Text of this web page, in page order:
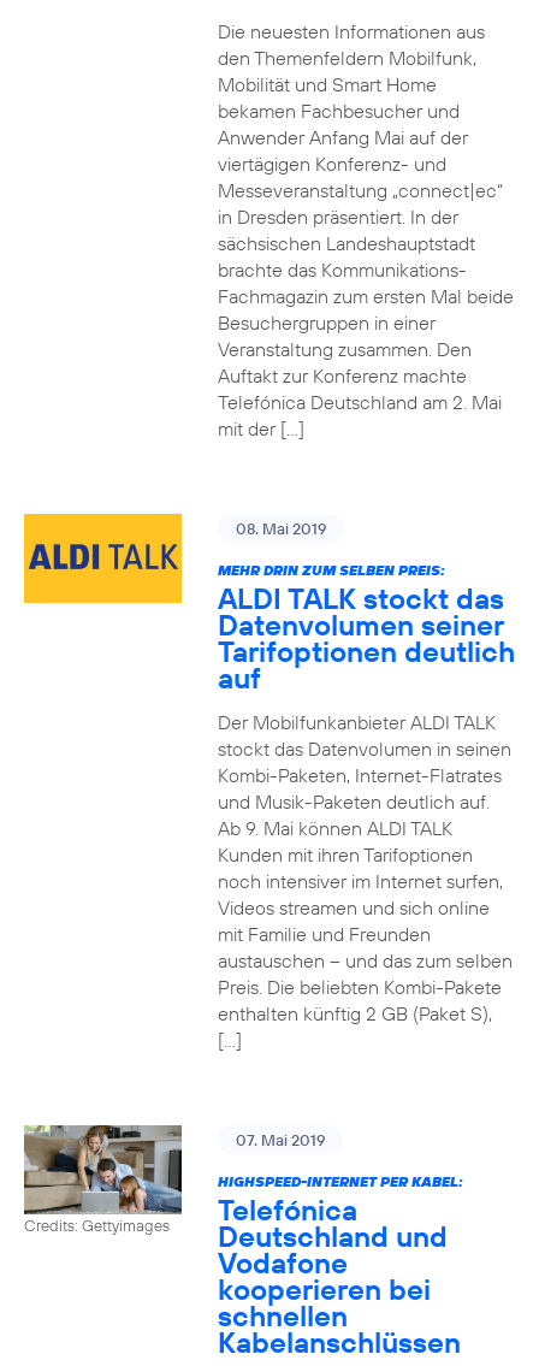
Die neuesten Informationen aus
den Themenfeldern Mobilfunk,
Mobilität und Smart Home
bekamen Fachbesucher und
Anwender Anfang Mai auf der
viertägigen Konferenz- und
Messeveranstaltung „connect|ec“
in Dresden präsentiert. In der
sächsischen Landeshauptstadt
brachte das Kommunikations-
Fachmagazin zum ersten Mal beide
Besuchergruppen in einer
Veranstaltung zusammen. Den
Auftakt zur Konferenz machte
Telefónica Deutschland am 2. Mai
mit der […]
08. Mai 2019
MEHR DRIN ZUM SELBEN PREIS:
ALDI TALK stockt das
Datenvolumen seiner
Tarifoptionen deutlich
auf
Der Mobilfunkanbieter ALDI TALK
stockt das Datenvolumen in seinen
Kombi-Paketen, Internet-Flatrates
und Musik-Paketen deutlich auf.
Ab 9. Mai können ALDI TALK
Kunden mit ihren Tarifoptionen
noch intensiver im Internet surfen,
Videos streamen und sich online
mit Familie und Freunden
austauschen – und das zum selben
Preis. Die beliebten Kombi-Pakete
enthalten künftig 2 GB (Paket S),
[…]
Credits: Gettyimages
07. Mai 2019
HIGHSPEED-INTERNET PER KABEL:
Telefónica
Deutschland und
Vodafone
kooperieren bei
schnellen
Kabelanschlüssen